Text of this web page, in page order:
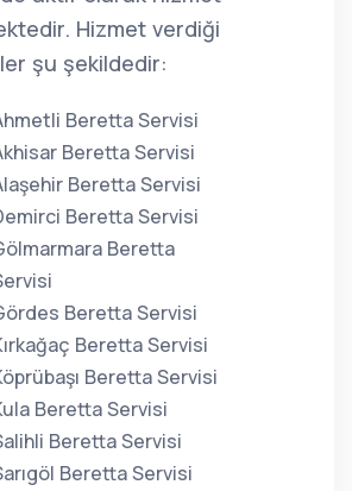
Hizmet verdiği
şu şekildedir:
Beretta Servisi
Beretta Servisi
Beretta Servisi
Beretta Servisi
Beretta
Beretta Servisi
Beretta Servisi
Beretta Servisi
Beretta Servisi
Beretta Servisi
Beretta Servisi